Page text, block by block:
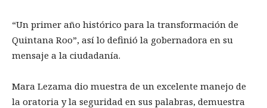
“Un primer año histórico para la transformación de
Quintana Roo”, así lo definió la gobernadora en su
mensaje a la ciudadanía.
Mara Lezama dio muestra de un excelente manejo de
la oratoria y la seguridad en sus palabras, demuestra